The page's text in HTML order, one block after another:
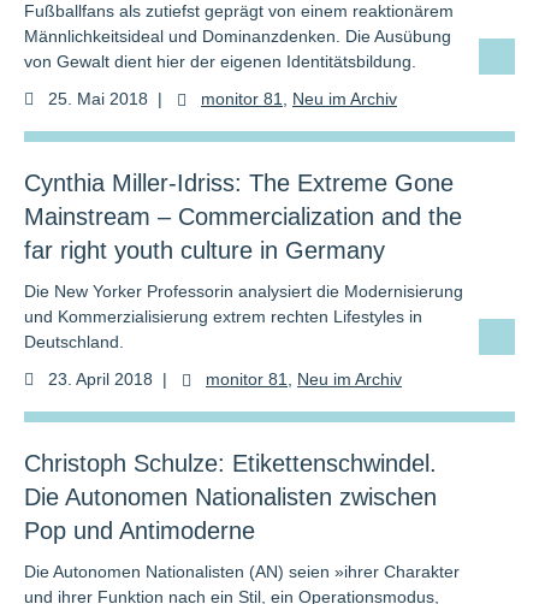
Fußballfans als zutiefst geprägt von einem reaktionärem
Männlichkeitsideal und Dominanzdenken. Die Ausübung
von Gewalt dient hier der eigenen Identitätsbildung.
25. Mai 2018 | monitor 81 Neu im Archiv
Cynthia Miller-Idriss: The Extreme Gone
Mainstream – Commercialization and the
far right youth culture in Germany
Die New Yorker Professorin analysiert die Modernisierung
und Kommerzialisierung extrem rechten Lifestyles in
Deutschland.
23. April 2018 | monitor 81 Neu im Archiv
Christoph Schulze: Etikettenschwindel.
Die Autonomen Nationalisten zwischen
Pop und Antimoderne
Die Autonomen Nationalisten (AN) seien »ihrer Charakter
und ihrer Funktion nach ein Stil, ein Operationsmodus,